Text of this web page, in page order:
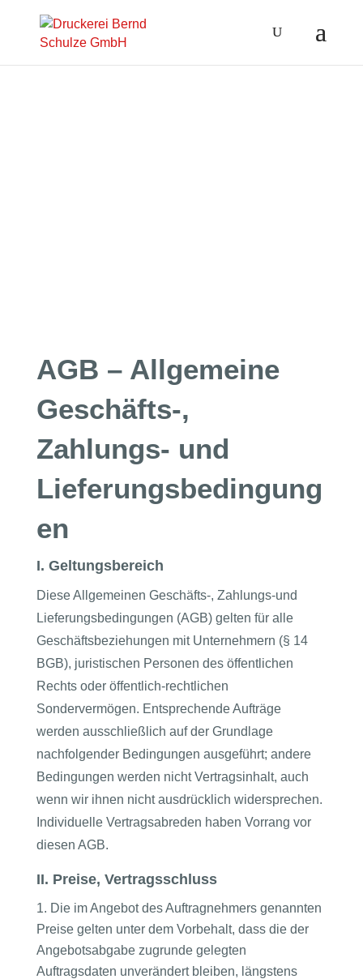
AGB – Allgemeine
Geschäfts-,
Zahlungs- und
Lieferungsbedingung
en
I. Geltungsbereich
Diese Allgemeinen Geschäfts-, Zahlungs-und
Lieferungsbedingungen (AGB) gelten für alle
Geschäftsbeziehungen mit Unternehmern (§ 14
BGB), juristischen Personen des öffentlichen
Rechts oder öffentlich-rechtlichen
Sondervermögen. Entsprechende Aufträge
werden ausschließlich auf der Grundlage
nachfolgender Bedingungen ausgeführt; andere
Bedingungen werden nicht Vertragsinhalt, auch
wenn wir ihnen nicht ausdrücklich widersprechen.
Individuelle Vertragsabreden haben Vorrang vor
diesen AGB.
II. Preise, Vertragsschluss
Die im Angebot des Auftragnehmers genannten
Preise gelten unter dem Vorbehalt, dass die der
Angebotsabgabe zugrunde gelegten
Auftragsdaten unverändert bleiben, längstens